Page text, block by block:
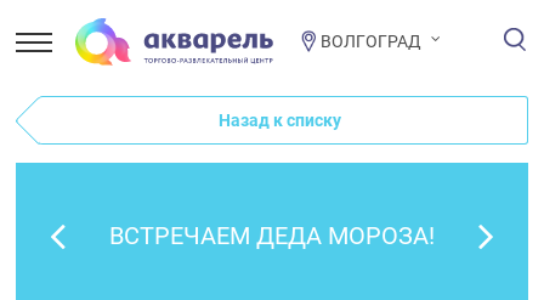
ВОЛГОГРАД
Назад к списку
ВСТРЕЧАЕМ ДЕДА МОРОЗА!